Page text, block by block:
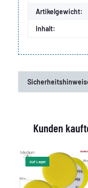
Artikelgewicht:
Inhalt:
Kunden
Auf Lager